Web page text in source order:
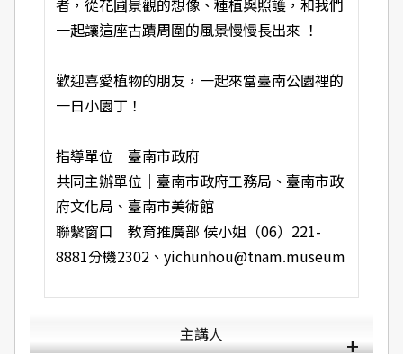
者，從花圃景觀的想像、種植與照護，和我們
一起讓這座古蹟周圍的風景慢慢長出來 ！
歡迎喜愛植物的朋友，一起來當臺南公園裡的
一日小園丁！
指導單位｜臺南市政府
共同主辦單位｜臺南市政府工務局、臺南市政
府文化局、臺南市美術館
聯繫窗口｜教育推廣部 侯小姐（06）221-
8881分機2302、 yichunhou@tnam.museum
主講人